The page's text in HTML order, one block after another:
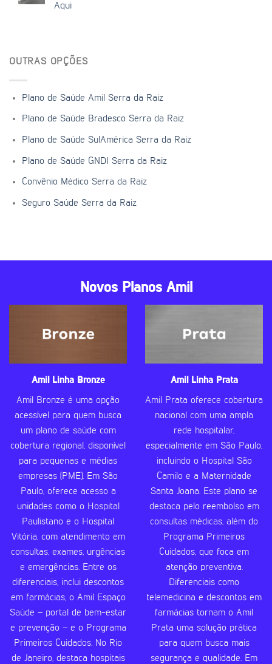
Aqui
OUTRAS OPÇÕES
Plano de Saúde Amil Serra da Raiz
Plano de Saúde Bradesco Serra da Raiz
Plano de Saúde SulAmérica Serra da Raiz
Plano de Saúde GNDI Serra da Raiz
Convênio Médico Serra da Raiz
Seguro Saúde Serra da Raiz
Novos Planos Amil
Amil Linha Bronze
Amil Bronze é uma opção
acessível para quem busca
um plano de saúde com
cobertura regional, disponível
para pequenas e médias
empresas (PME). Em São
Paulo, oferece acesso a
unidades como o Hospital
Paulistano e o Hospital
Vitória, com atendimento em
consultas, exames, urgências
e emergências. Entre os
diferenciais, inclui descontos
em farmácias, o Amil Espaço
Saúde – portal de bem-estar
e prevenção – e o Programa
Primeiros Cuidados. No Rio
de Janeiro, destaca hospitais
Amil Linha Prata
Amil Prata oferece cobertura
nacional com uma ampla
rede hospitalar,
especialmente em São Paulo,
incluindo o Hospital São
Camilo e a Maternidade
Santa Joana. Este plano se
destaca pelo reembolso em
consultas médicas, além do
Programa Primeiros
Cuidados, que foca em
atenção preventiva.
Diferenciais como
telemedicina e descontos em
farmácias tornam o Amil
Prata uma solução prática
para quem busca mais
segurança e qualidade. Em